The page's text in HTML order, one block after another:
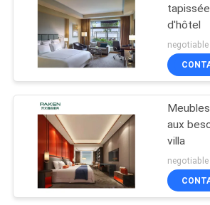
d'hôtel
aux
villa